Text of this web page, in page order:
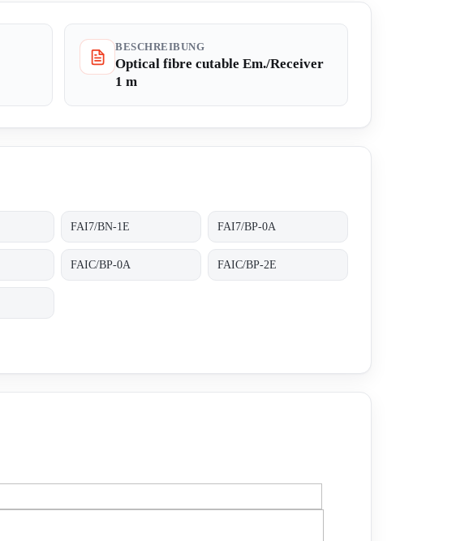
BESCHREIBUNG
Optical fibre cutable Em./Receiver
1 m
FAI7/BN-1E FAI7/BP-0A
FAIC/BP-0A FAIC/BP-2E